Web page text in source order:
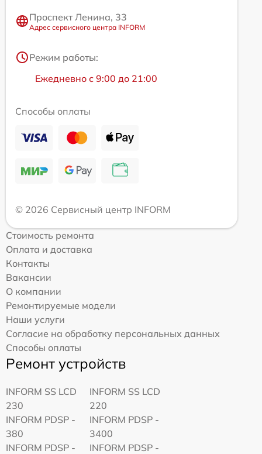
Проспект Ленина, 33
Адрес сервисного центра INFORM
Режим работы:
Ежедневно с 9:00 до 21:00
Способы оплаты
© 2026 Сервисный центр INFORM
Стоимость ремонта
Оплата и доставка
Контакты
Вакансии
О компании
Ремонтируемые модели
Наши услуги
Согласие на обработку персональных данных
Способы оплаты
Ремонт устройств
INFORM SS LCD
230
INFORM SS LCD
220
INFORM PDSP -
380
INFORM PDSP -
3400
INFORM PDSP -
INFORM PDSP -